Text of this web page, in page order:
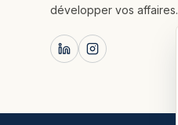
développer vos affaires.